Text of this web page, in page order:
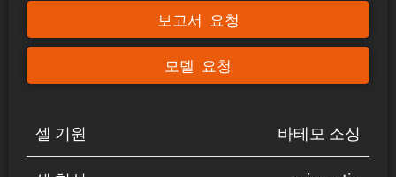
보고서 요청
모델 요청
셀 기원 바테모 소싱